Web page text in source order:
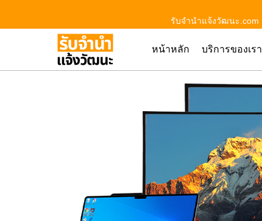
รับจํานําแจ้งวัฒนะ.com
หน้าหลัก บริการของเรา